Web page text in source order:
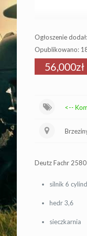
Ogłoszenie dodał:
Opublikowano:
56,000zł
<--
Deutz Fachr 2580
silnik 6
hedr 3,6
sieczkarnia